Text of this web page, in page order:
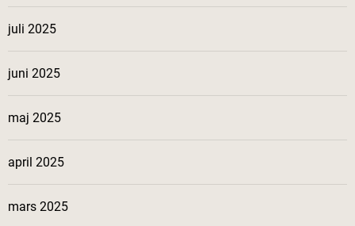
juli 2025
juni 2025
maj 2025
april 2025
mars 2025